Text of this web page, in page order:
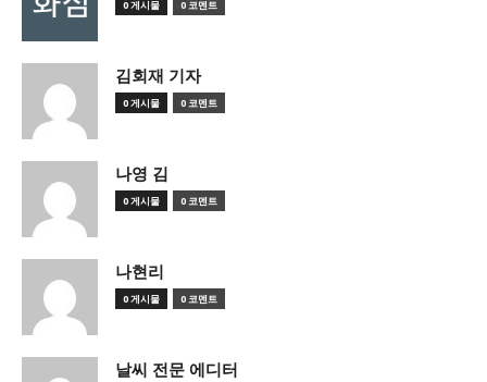
0 게시물 0 코멘트
김회재 기자
0 게시물 0 코멘트
나영 김
0 게시물 0 코멘트
나현리
0 게시물 0 코멘트
날씨 전문 에디터